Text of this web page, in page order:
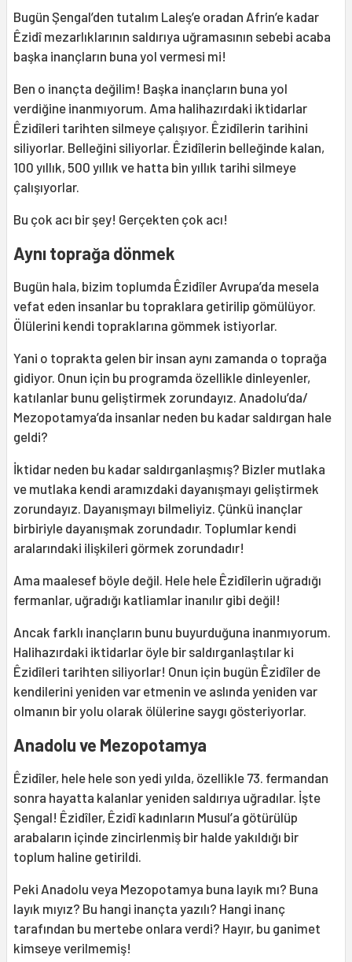
Bugün Şengal’den tutalım Laleş’e oradan Afrin’e kadar
Êzidî mezarlıklarının saldırıya uğramasının sebebi acaba
başka inançların buna yol vermesi mi!
Ben o inançta değilim! Başka inançların buna yol
verdiğine inanmıyorum. Ama halihazırdaki iktidarlar
Êzidîleri tarihten silmeye çalışıyor. Êzidîlerin tarihini
siliyorlar. Belleğini siliyorlar. Êzidîlerin belleğinde kalan,
100 yıllık, 500 yıllık ve hatta bin yıllık tarihi silmeye
çalışıyorlar.
Bu çok acı bir şey! Gerçekten çok acı!
Aynı toprağa dönmek
Bugün hala, bizim toplumda Êzidîler Avrupa’da mesela
vefat eden insanlar bu topraklara getirilip gömülüyor.
Ölülerini kendi topraklarına gömmek istiyorlar.
Yani o toprakta gelen bir insan aynı zamanda o toprağa
gidiyor. Onun için bu programda özellikle dinleyenler,
katılanlar bunu geliştirmek zorundayız. Anadolu’da/
Mezopotamya’da insanlar neden bu kadar saldırgan hale
geldi?
İktidar neden bu kadar saldırganlaşmış? Bizler mutlaka
ve mutlaka kendi aramızdaki dayanışmayı geliştirmek
zorundayız. Dayanışmayı bilmeliyiz. Çünkü inançlar
birbiriyle dayanışmak zorundadır. Toplumlar kendi
aralarındaki ilişkileri görmek zorundadır!
Ama maalesef böyle değil. Hele hele Êzidîlerin uğradığı
fermanlar, uğradığı katliamlar inanılır gibi değil!
Ancak farklı inançların bunu buyurduğuna inanmıyorum.
Halihazırdaki iktidarlar öyle bir saldırganlaştılar ki
Êzidîleri tarihten siliyorlar! Onun için bugün Êzidîler de
kendilerini yeniden var etmenin ve aslında yeniden var
olmanın bir yolu olarak ölülerine saygı gösteriyorlar.
Anadolu ve Mezopotamya
Êzidîler, hele hele son yedi yılda, özellikle 73. fermandan
sonra hayatta kalanlar yeniden saldırıya uğradılar. İşte
Şengal! Êzidîler, Êzidî kadınların Musul’a götürülüp
arabaların içinde zincirlenmiş bir halde yakıldığı bir
toplum haline getirildi.
Peki Anadolu veya Mezopotamya buna layık mı? Buna
layık mıyız? Bu hangi inançta yazılı? Hangi inanç
tarafından bu mertebe onlara verdi? Hayır, bu ganimet
kimseye verilmemiş!